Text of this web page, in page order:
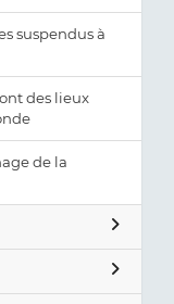
suspendus à
des lieux
de la